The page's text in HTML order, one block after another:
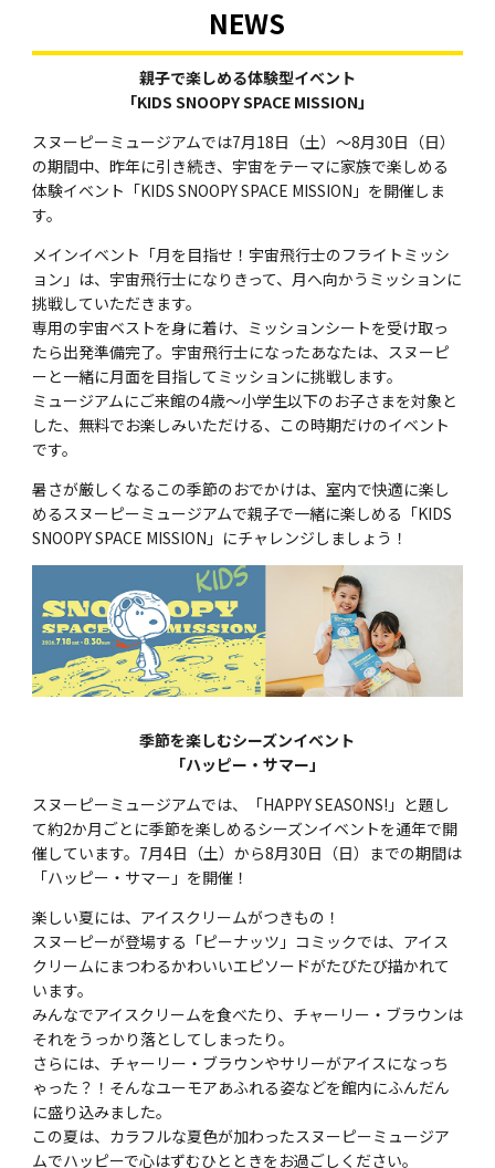
NEWS
親子で楽しめる体験型イベント
「KIDS SNOOPY SPACE MISSION」
スヌーピーミュージアムでは7月18日（土）～8月30日（日）
の期間中、昨年に引き続き、宇宙をテーマに家族で楽しめる
体験イベント「KIDS SNOOPY SPACE MISSION」を開催しま
す。
メインイベント「月を目指せ！宇宙飛行士のフライトミッシ
ョン」は、宇宙飛行士になりきって、月へ向かうミッションに
挑戦していただきます。
専用の宇宙ベストを身に着け、ミッションシートを受け取っ
たら出発準備完了。宇宙飛行士になったあなたは、スヌーピ
ーと一緒に月面を目指してミッションに挑戦します。
ミュージアムにご来館の4歳～小学生以下のお子さまを対象と
した、無料でお楽しみいただける、この時期だけのイベント
です。
暑さが厳しくなるこの季節のおでかけは、室内で快適に楽し
めるスヌーピーミュージアムで親子で一緒に楽しめる「KIDS
SNOOPY SPACE MISSION」にチャレンジしましょう！
季節を楽しむシーズンイベント
「ハッピー・サマー」
スヌーピーミュージアムでは、「HAPPY SEASONS!」と題し
て約2か月ごとに季節を楽しめるシーズンイベントを通年で開
催しています。7月4日（土）から8月30日（日）までの期間は
「ハッピー・サマー」を開催！
楽しい夏には、アイスクリームがつきもの！
スヌーピーが登場する「ピーナッツ」コミックでは、アイス
クリームにまつわるかわいいエピソードがたびたび描かれて
います。
みんなでアイスクリームを食べたり、チャーリー・ブラウンは
それをうっかり落としてしまったり。
さらには、チャーリー・ブラウンやサリーがアイスになっち
ゃった？！そんなユーモアあふれる姿などを館内にふんだん
に盛り込みました。
この夏は、カラフルな夏色が加わったスヌーピーミュージア
ムでハッピーで心はずむひとときをお過ごしください。